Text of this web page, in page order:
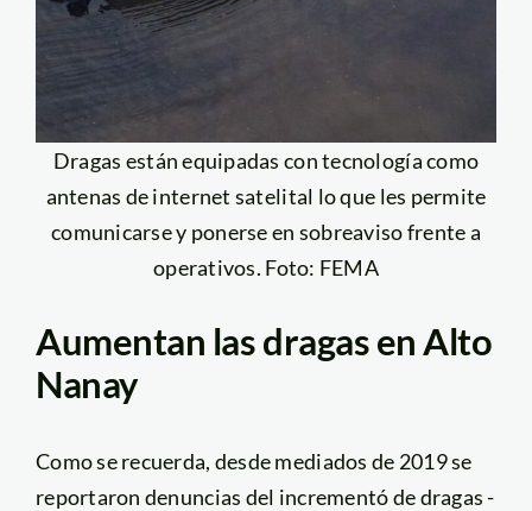
Dragas están equipadas con tecnología como
antenas de internet satelital lo que les permite
comunicarse y ponerse en sobreaviso frente a
operativos. Foto: FEMA
Aumentan las dragas en Alto
Nanay
Como se recuerda, desde mediados de 2019 se
reportaron denuncias del incrementó de dragas -